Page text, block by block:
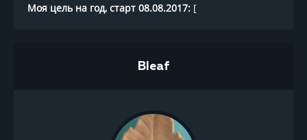
Моя цель на год, старт 08.08.2017: [
Bleaf